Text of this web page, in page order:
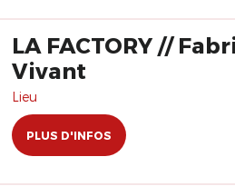
LA FACTORY //
Vivant
Lieu
PLUS D'INFOS